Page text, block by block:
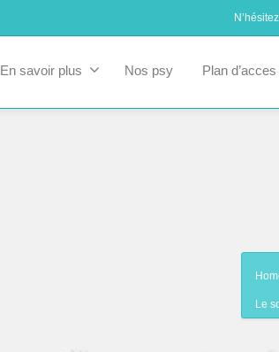
En savoir plus Nos psy Plan d’acces
Le